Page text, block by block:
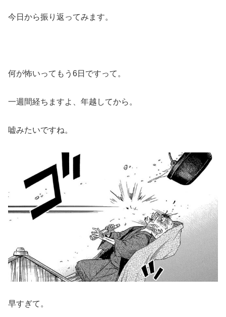
今日から振り返ってみます。
何が怖いってもう6日ですって。
一週間経ちますよ、年越してから。
嘘みたいですね。
早すぎて。